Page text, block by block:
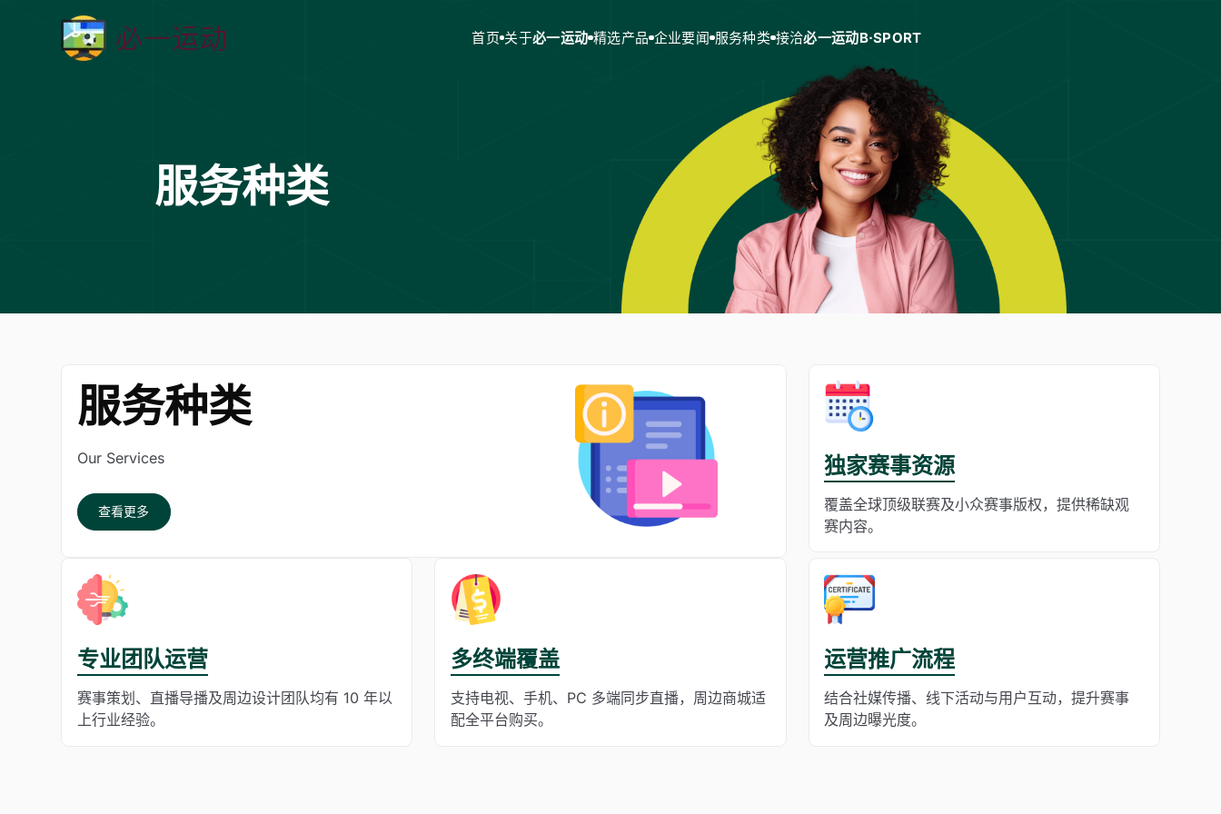
首页 关于必一运动 精选产品 企业要闻 服务种类 接洽必一运动B·SPORT
服务种类
服务种类
Our Services
查看更多
独家赛事资源
覆盖全球顶级联赛及小众赛事版权，提供稀缺观
赛内容。
专业团队运营
赛事策划、直播导播及周边设计团队均有 10 年以
上行业经验。
多终端覆盖
支持电视、手机、PC 多端同步直播，周边商城适
配全平台购买。
运营推广流程
结合社媒传播、线下活动与用户互动，提升赛事
及周边曝光度。